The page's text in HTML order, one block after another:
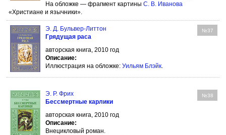
На обложке — фрагмент картины С. В. Иванова
«Христиане и язычники».
Э. Д. Бульвер-Литтон №37
Грядущая раса
авторская книга, 2010 год
Описание:
Иллюстрация на обложке: Уильям Блэйк.
Э. Р. Фрих №38
Бессмертные карлики
авторская книга, 2010 год
Описание:
Внецикловый роман.